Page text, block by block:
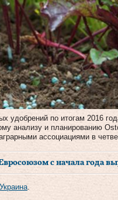
удобрений по итогам 2016
анализу и планированию
ассоциациями в
с начала года